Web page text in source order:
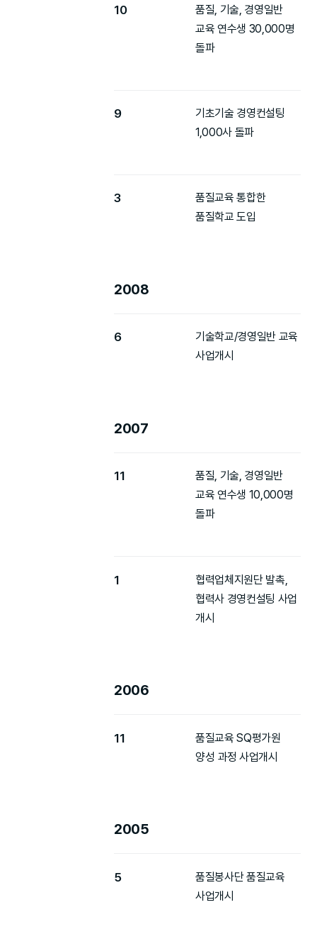
10
품질, 기술, 경영일반
교육 연수생 30,000명
돌파
9
기초기술 경영컨설팅
1,000사 돌파
3
품질교육 통합한
품질학교 도입
2008
6
기술학교/경영일반 교육
사업개시
2007
11
품질, 기술, 경영일반
교육 연수생 10,000명
돌파
1
협력업체지원단 발촉,
협력사 경영컨설팅 사업
개시
2006
11
품질교육 SQ평가원
양성 과정 사업개시
2005
5
품질봉사단 품질교육
사업개시